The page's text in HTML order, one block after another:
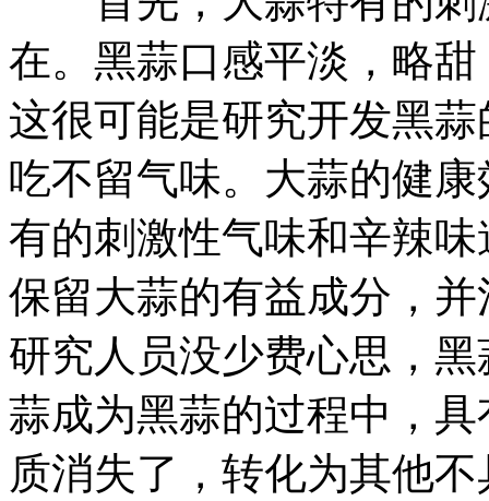
在。黑蒜口感平淡，略
这很可能是研究开发黑
吃不留气味。大蒜的健
有的刺激性气味和辛辣
保留大蒜的有益成分，
研究人员没少费心思，
蒜成为黑蒜的过程中，
质消失了，转化为其他